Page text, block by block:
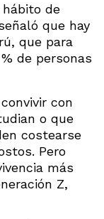
de
que hay
que para
de personas
con
o que
costearse
Pero
más
Z,